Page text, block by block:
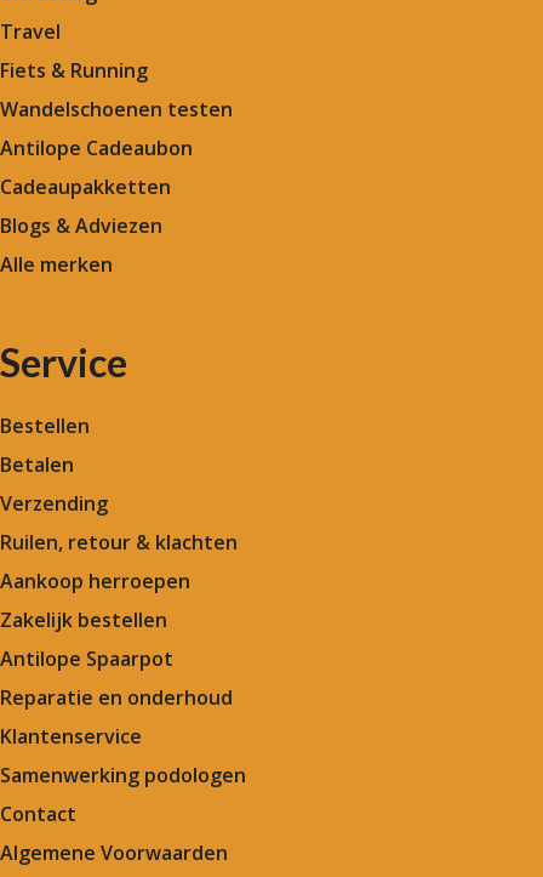
Travel
Fiets & Running
Wandelschoenen testen
Antilope Cadeaubon
Cadeaupakketten
Blogs & Adviezen
Alle merken
Service
Bestellen
Betalen
Verzending
Ruilen, retour & klachten
Aankoop herroepen
Zakelijk bestellen
Antilope Spaarpot
Reparatie en onderhoud
Klantenservice
Samenwerking podologen
Contact
Algemene Voorwaarden